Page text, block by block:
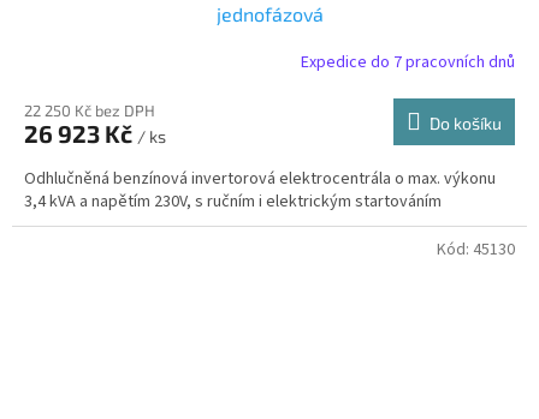
jednofázová
Expedice do 7 pracovních dnů
22 250 Kč bez DPH
26 923 Kč / ks
Do košíku
Odhlučněná benzínová invertorová elektrocentrála o max. výkonu
3,4 kVA a napětím 230V, s ručním i elektrickým startováním
Kód: 45130